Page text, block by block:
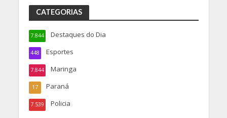
CATEGORIAS
Destaques do Dia
7.844
Esportes
448
Maringa
7.844
Paraná
17
Policia
7.539